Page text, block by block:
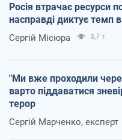
Росія втрачає ресурси
насправді диктує темп
Сергій Місюра 3,7 т.
"Ми вже проходили
варто піддаватися
терор
Сергій Марченко, експерт